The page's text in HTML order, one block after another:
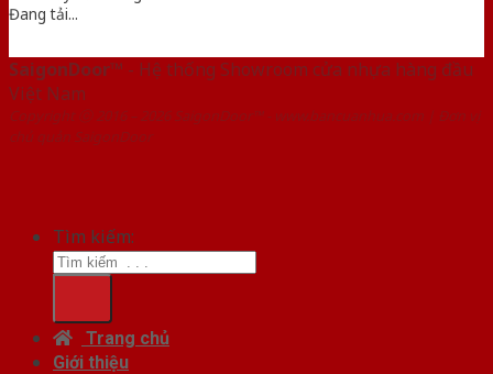
Đang tải...
SaigonDoor™ - Hệ thống Showroom cửa nhựa hàng đầu
Việt Nam
Copyright ⓒ 2016 – 2026 SaigonDoor™ - www.bancuanhua.com | Đơn vị
chủ quản SaigonDoor
Tìm kiếm:
Trang chủ
Giới thiệu